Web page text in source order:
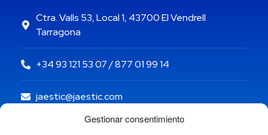
Gestionar consentimiento
Ctra. Valls 53, Local 1, 43700 El Vendrell
Tarragona
+34 93 121 53 07 / 877 01 99 14
jaestic@jaestic.com